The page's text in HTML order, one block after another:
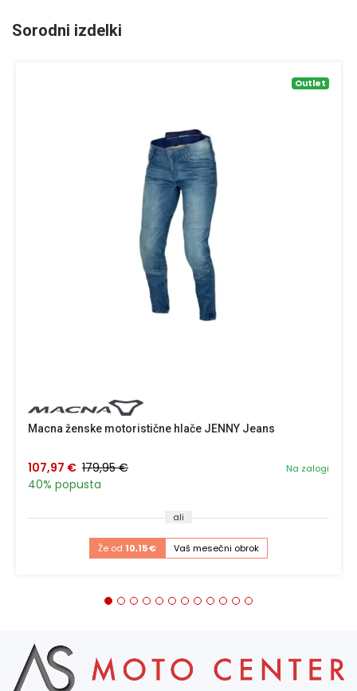
Sorodni izdelki
Outlet
Macna ženske motoristične hlače JENNY Jeans
Na zalogi
107,97 € 179,95 €
40% popusta
ali
Že od 10,15 € Vaš mesečni obrok